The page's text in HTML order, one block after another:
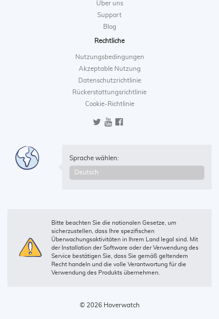
Über uns
Support
Blog
Rechtliche
Nutzungsbedingungen
Akzeptable Nutzung
Datenschutzrichtlinie
Rückerstattungsrichtlinie
Cookie-Richtlinie
Sprache wählen:
Bitte beachten Sie die nationalen Gesetze, um
sicherzustellen, dass Ihre spezifischen
Überwachungsaktivitäten in Ihrem Land legal sind. Mit
der Installation der Software oder der Verwendung des
Service bestätigen Sie, dass Sie gemäß geltendem
Recht handeln und die volle Verantwortung für die
Verwendung des Produkts übernehmen.
© 2026 Hoverwatch